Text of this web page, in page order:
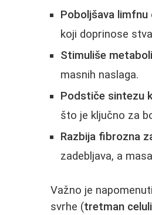
Poboljšava limfnu
koji doprinose
Stimuliše
masnih naslaga.
Podstiče sintezu
što je ključno za
Razbija fibrozna
zadebljava, a
Važno je
svrhe (tretman